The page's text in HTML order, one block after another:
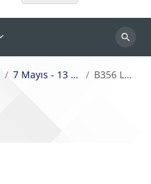
Dersleri
7 Mayıs - 13 Mayıs B356 Lab14